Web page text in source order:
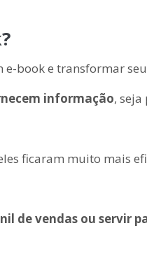
informação,
ficaram muito mais
de vendas ou servir